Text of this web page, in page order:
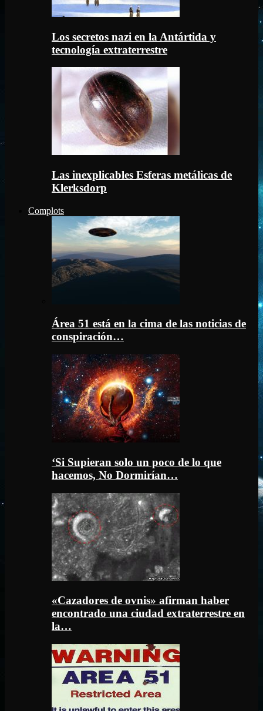
Los secretos nazi en la Antártida y
tecnología extraterrestre
Las inexplicables Esferas metálicas de
Klerksdorp
Complots
Área 51 está en la cima de las noticias de
conspiración…
‘Si Supieran solo un poco de lo que
hacemos, No Dormirían…
«Cazadores de ovnis» afirman haber
encontrado una ciudad extraterrestre en
la…